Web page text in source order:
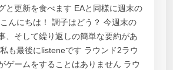
と更新を食べます EAと同様に週末の
んにちは！ 調子はどう？ 今週末の
、そして繰り返しの簡単な要約があ
も最後にlisteneです ラウンド2ラウ
ゲームをすることはありません ラウ